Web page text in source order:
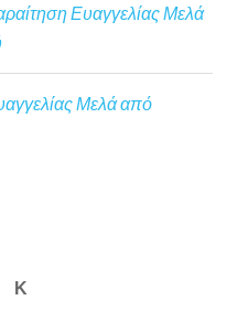
Ευαγγελίας Μελά
Μελά από
Κ